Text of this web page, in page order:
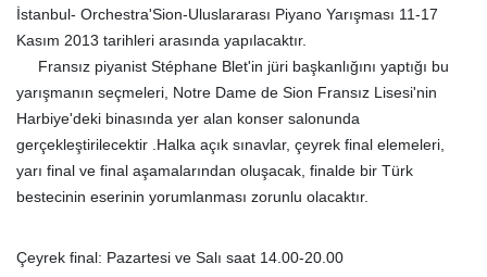
İstanbul- Orchestra'Sion-Uluslararası Piyano Yarışması 11-17
Kasım 2013 tarihleri arasında yapılacaktır.
Fransız piyanist Stéphane Blet'in jüri başkanlığını yaptığı bu
yarışmanın seçmeleri, Notre Dame de Sion Fransız Lisesi'nin
Harbiye'deki binasında yer alan konser salonunda
gerçekleştirilecektir .Halka açık sınavlar, çeyrek final elemeleri,
yarı final ve final aşamalarından oluşacak, finalde bir Türk
bestecinin eserinin yorumlanması zorunlu olacaktır.
Çeyrek final: Pazartesi ve Salı saat 14.00-20.00